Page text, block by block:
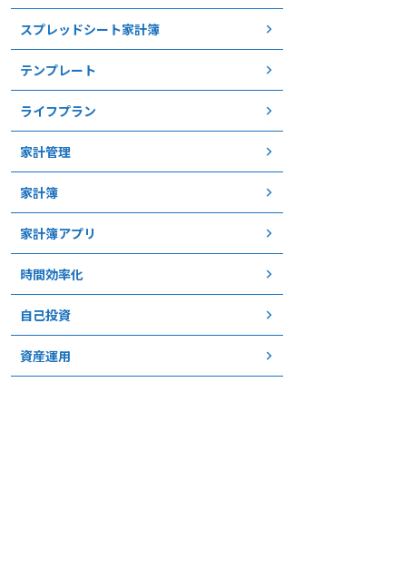
スプレッドシート家計簿
テンプレート
ライフプラン
家計管理
家計簿
家計簿アプリ
時間効率化
自己投資
資産運用